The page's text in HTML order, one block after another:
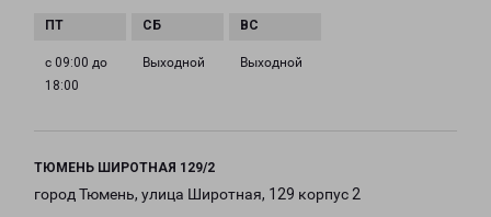
с 09:00 до
18:00
Выходной Выходной
ТЮМЕНЬ ШИРОТНАЯ 129/2
город Тюмень, улица Широтная, 129 корпус 2